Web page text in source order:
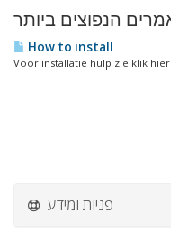
הנפוצים ביותר
How to install
Voor installatie hulp zie klik
פניות ומידע